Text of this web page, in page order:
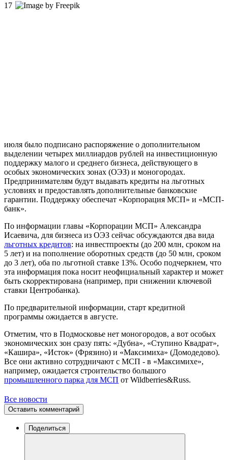
17
июля было подписано распоряжение о дополнительном
выделении четырех миллиардов рублей на инвестиционную
поддержку малого и среднего бизнеса, действующего в
особых экономических зонах (ОЭЗ) и моногородах.
Предпринимателям будут выдавать кредиты на льготных
условиях и предоставлять дополнительные банковские
гарантии. Поддержку обеспечат «Корпорация МСП» и «МСП-
банк».
По информации главы «Корпорации МСП» Александра
Исаевича, для бизнеса из ОЭЗ сейчас обсуждаются два вида
льготных кредитов: на инвестпроекты (до 200 млн, сроком на
5 лет) и на пополнение оборотных средств (до 50 млн, сроком
до 3 лет), оба по льготной ставке 13%. Особо подчеркнем, что
эта информация пока носит неофициальный характер и может
быть скорректирована (например, при снижении ключевой
ставки Центробанка).
По предварительной информации, старт кредитной
программы ожидается в августе.
Отметим, что в Подмосковье нет моногородов, а вот особых
экономических зон сразу пять: «Дубна», «Ступино Квадрат»,
«Кашира», «Исток» (Фрязино) и «Максимиха» (Домодедово).
Все они активно сотрудничают с МСП - в «Максимихе»,
например, ожидается строительство большого
промышленного парка для МСП от Wildberries&Russ.
Все новости
Оставить комментарий
Поделиться